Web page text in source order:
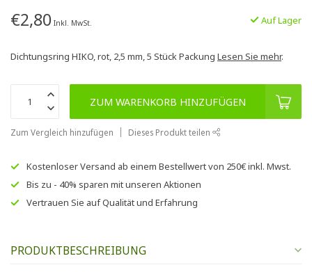
€2,80 Inkl. MwSt. Auf Lager
Dichtungsring HIKO, rot, 2,5 mm, 5 Stück Packung Lesen Sie mehr.
ZUM WARENKORB HINZUFÜGEN
Zum Vergleich hinzufügen Dieses Produkt teilen
Kostenloser Versand ab einem Bestellwert von 250€inkl. Mwst.
Bis zu - 40% sparen mit unseren Aktionen
Vertrauen Sie aufQualität und Erfahrung
PRODUKTBESCHREIBUNG